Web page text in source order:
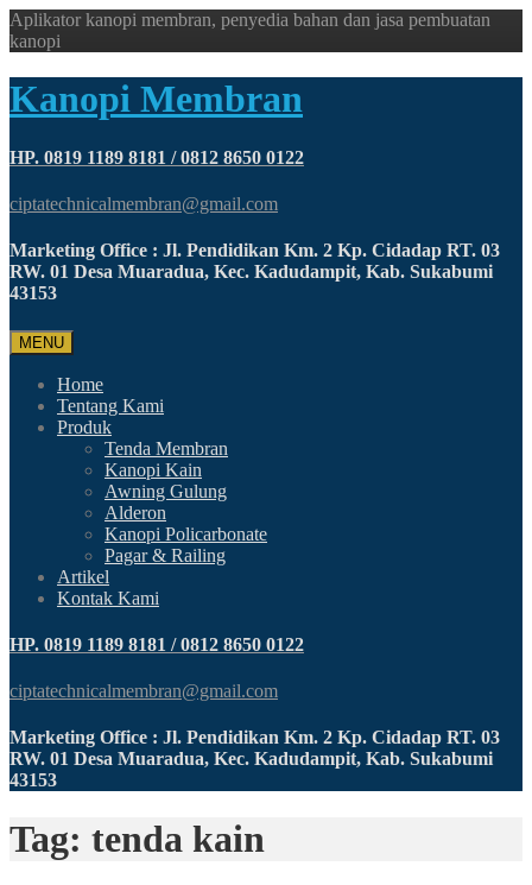
Aplikator kanopi membran, penyedia bahan dan jasa pembuatan
kanopi
Kanopi Membran
HP. 0819 1189 8181 / 0812 8650 0122
ciptatechnicalmembran@gmail.com
Marketing Office : Jl. Pendidikan Km. 2 Kp. Cidadap RT. 03
RW. 01 Desa Muaradua, Kec. Kadudampit, Kab. Sukabumi
43153
MENU
Home
Tentang Kami
Produk
Tenda Membran
Kanopi Kain
Awning Gulung
Alderon
Kanopi Policarbonate
Pagar & Railing
Artikel
Kontak Kami
HP. 0819 1189 8181 / 0812 8650 0122
ciptatechnicalmembran@gmail.com
Marketing Office : Jl. Pendidikan Km. 2 Kp. Cidadap RT. 03
RW. 01 Desa Muaradua, Kec. Kadudampit, Kab. Sukabumi
43153
Tag: tenda kain